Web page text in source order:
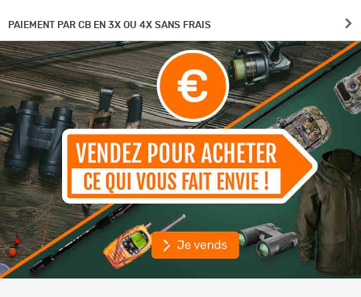
PAIEMENT PAR CB EN 3X OU 4X SANS FRAIS